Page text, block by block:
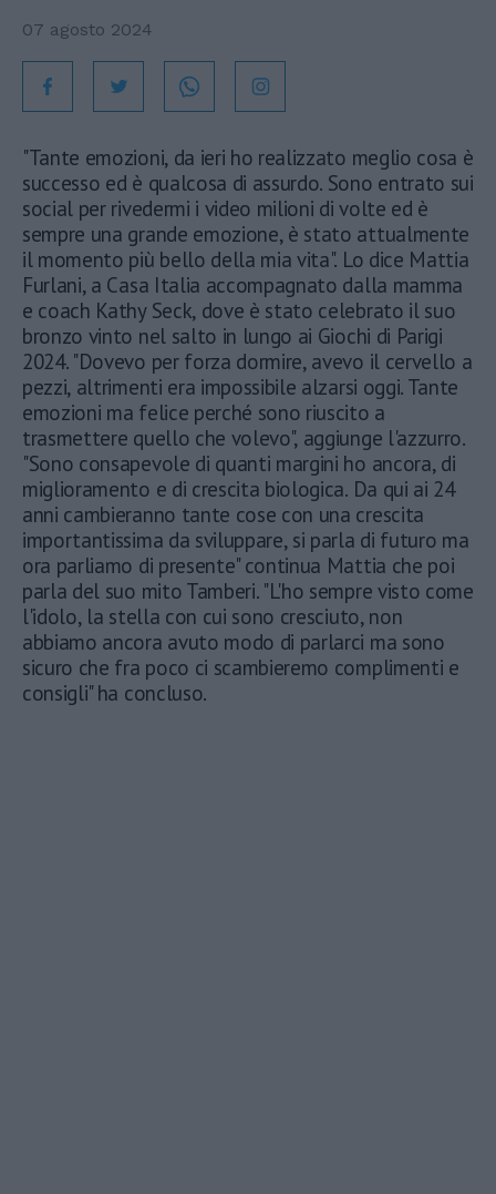
07 agosto 2024
"Tante emozioni, da ieri ho realizzato meglio cosa è
successo ed è qualcosa di assurdo. Sono entrato sui
social per rivedermi i video milioni di volte ed è
sempre una grande emozione, è stato attualmente
il momento più bello della mia vita". Lo dice Mattia
Furlani, a Casa Italia accompagnato dalla mamma
e coach Kathy Seck, dove è stato celebrato il suo
bronzo vinto nel salto in lungo ai Giochi di Parigi
2024. "Dovevo per forza dormire, avevo il cervello a
pezzi, altrimenti era impossibile alzarsi oggi. Tante
emozioni ma felice perché sono riuscito a
trasmettere quello che volevo", aggiunge l'azzurro.
"Sono consapevole di quanti margini ho ancora, di
miglioramento e di crescita biologica. Da qui ai 24
anni cambieranno tante cose con una crescita
importantissima da sviluppare, si parla di futuro ma
ora parliamo di presente" continua Mattia che poi
parla del suo mito Tamberi. "L'ho sempre visto come
l'idolo, la stella con cui sono cresciuto, non
abbiamo ancora avuto modo di parlarci ma sono
sicuro che fra poco ci scambieremo complimenti e
consigli" ha concluso.